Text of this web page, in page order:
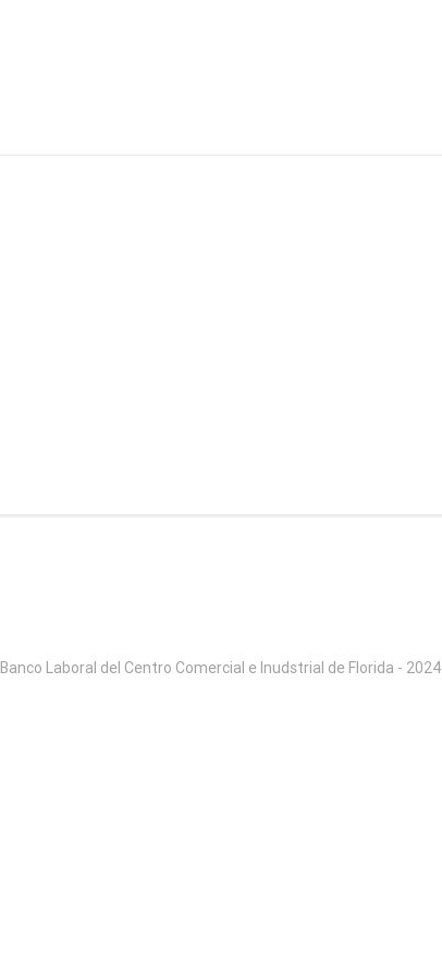
Banco Laboral del Centro Comercial e Inudstrial de Florida - 2024